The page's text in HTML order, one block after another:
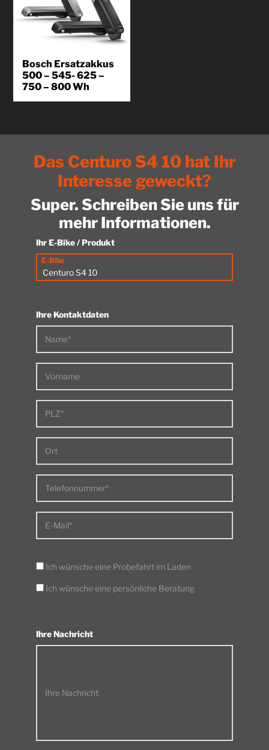
Bosch Ersatzakkus
500 – 545- 625 –
750 – 800 Wh
Sie...
Produkt
kennenlernen
Das Centuro S4 10 hat Ihr
Interesse geweckt?
Super. Schreiben Sie uns für
mehr Informationen.
Ihr E-Bike / Produkt
E-Bike
Ihre Kontaktdaten
Name*
Vorname
PLZ*
Ort
Telefonnummer*
E-Mail*
Ich wünsche eine Probefahrt im Laden
Ich wünsche eine persönliche Beratung
Ihre Nachricht
Ihre Nachricht